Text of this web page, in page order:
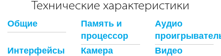
Технические характеристики
Общие
Память и
процессор
Аудио
Интерфейсы
Камера
Видео